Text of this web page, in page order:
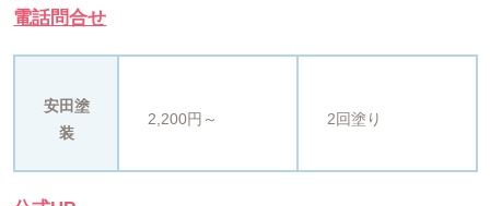
電話問合せ
安田塗
装
2,200円～ 2回塗り